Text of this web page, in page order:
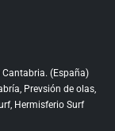
(España)
Prevsión de olas,
Hermisferio Surf